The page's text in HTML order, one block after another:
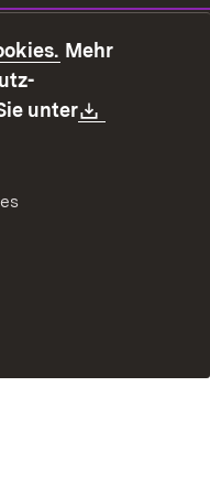
zur
Link melden
Mehr
unter